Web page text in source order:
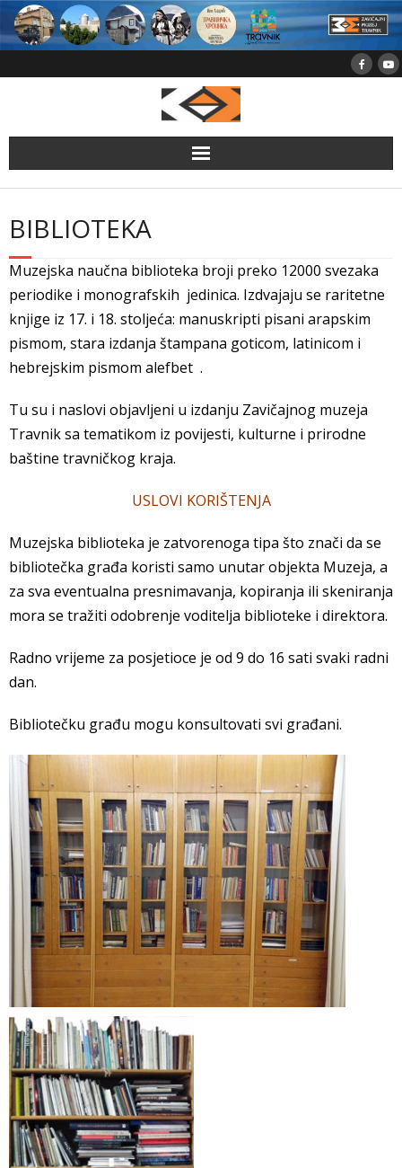
Skip
content
BIBLIOTEKA
Muzejska naučna biblioteka broji preko 12000 svezaka
periodike i monografskih jedinica. Izdvajaju se raritetne
knjige iz 17. i 18. stoljeća: manuskripti pisani arapskim
pismom, stara izdanja štampana goticom, latinicom i
hebrejskim pismom alefbet .
Tu su i naslovi objavljeni u izdanju Zavičajnog muzeja
Travnik sa tematikom iz povijesti, kulturne i prirodne
baštine travničkog kraja.
USLOVI KORIŠTENJA
Muzejska biblioteka je zatvorenoga tipa što znači da se
bibliotečka građa koristi samo unutar objekta Muzeja, a
za sva eventualna presnimavanja, kopiranja ili skeniranja
mora se tražiti odobrenje voditelja biblioteke i direktora.
Radno vrijeme za posjetioce je od 9 do 16 sati svaki radni
dan.
Bibliotečku građu mogu konsultovati svi građani.